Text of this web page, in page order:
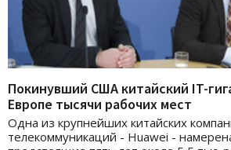
Покинувший США китайский IT-
Европе тысячи рабочих мест
Одна из крупнейших китайских
телекоммуникаций - Huawei -